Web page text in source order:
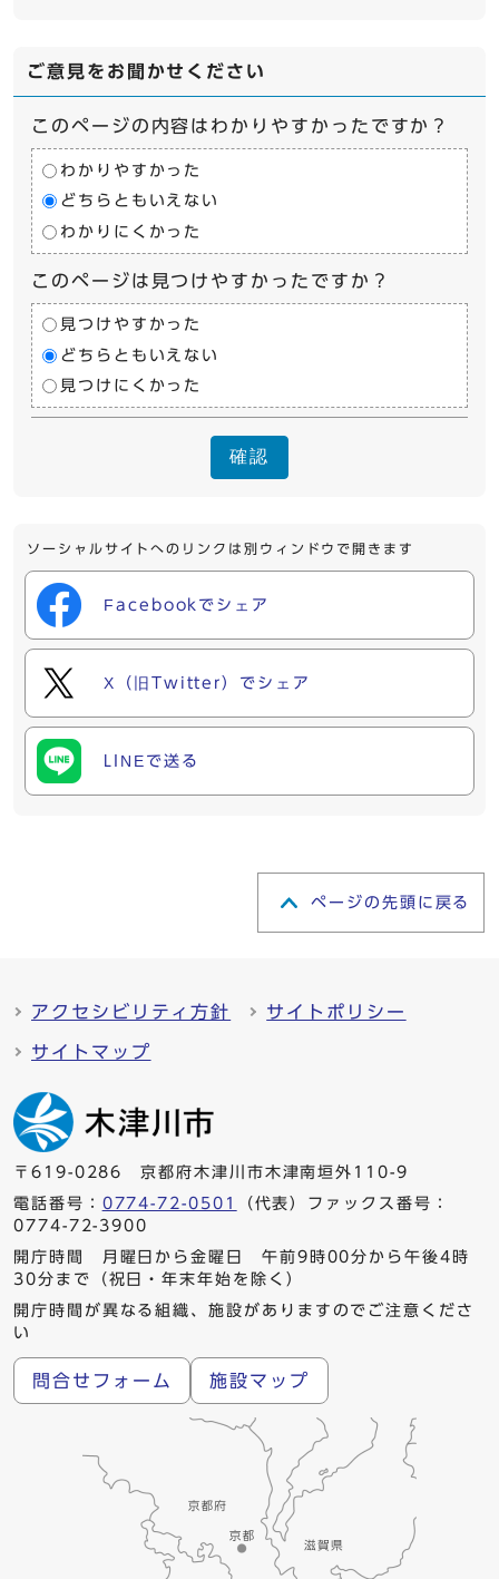
ご意見をお聞かせください
このページの内容はわかりやすかったですか？
わかりやすかった
どちらともいえない
わかりにくかった
このページは見つけやすかったですか？
見つけやすかった
どちらともいえない
見つけにくかった
確認
ソーシャルサイトへのリンクは別ウィンドウで開きます
Facebookでシェア
X（旧Twitter）でシェア
LINEで送る
ページの先頭に戻る
アクセシビリティ方針 サイトポリシー
サイトマップ
〒619-0286 京都府木津川市木津南垣外110-9
電話番号： 0774-72-0501
（代表）ファックス番号：
0774-72-3900
開庁時間 月曜日から金曜日 午前9時00分から午後4時
30分まで（祝日・年末年始を除く）
開庁時間が異なる組織、施設がありますのでご注意くださ
い
問合せフォーム 施設マップ